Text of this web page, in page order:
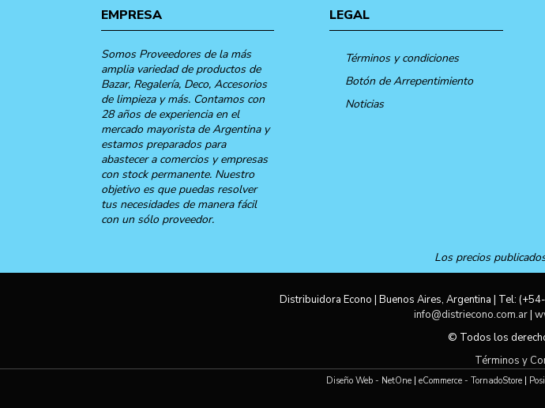
EMPRESA
Somos Proveedores de la más
amplia variedad de productos de
Bazar, Regalería, Deco, Accesorios
de limpieza y más. Contamos con
28 años de experiencia en el
mercado mayorista de Argentina y
estamos preparados para
abastecer a comercios y empresas
con stock permanente. Nuestro
objetivo es que puedas resolver
tus necesidades de manera fácil
con un sólo proveedor.
LEGAL
Términos y condiciones
Botón de Arrepentimiento
Noticias
Los precios
Distribuidora Econo | Buenos Aires, Argentina | Tel:
info@distriecono.com.ar|
© Todos los
Términos y
Diseño Web - NetOne | eCommerce - TornadoStore |